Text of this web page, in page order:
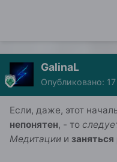
GalinaL
Опубликовано:
Если, даже, этот
непонятен, - то
Медитации и